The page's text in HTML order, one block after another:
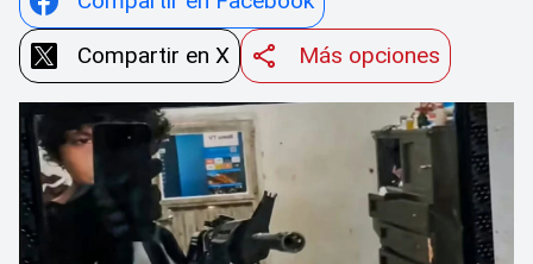
Compartir en X
Más opciones